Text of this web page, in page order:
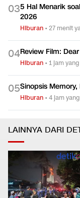
035 Hal Menarik
2026
Hiburan •27 menit
04Review Film:
Hiburan •1 jam
05Sinopsis
Hiburan •4 jam
LAINNYA DARI